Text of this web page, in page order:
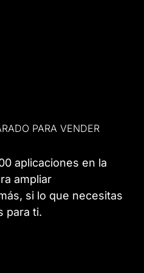
PARA VENDER
aplicaciones en la
ampliar
si lo que necesitas
para ti.